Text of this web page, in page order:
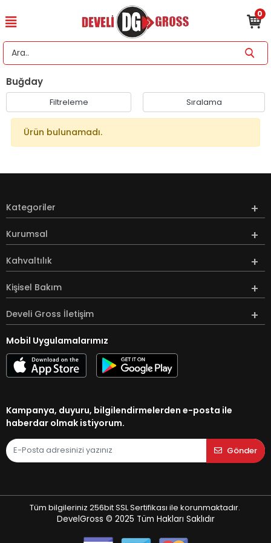
0
Buğday
Filtreleme Sıralama
Ürün bulunamadı.
Kategoriler
Kurumsal
Kahvaltılık
Kişisel Bakım
Develi Gross İletişim
Mobil Uygulamalarımız
Kampanya, duyuru, bilgilendirmelerden e-posta ile
haberdar olmak istiyorum.
Gönder
Tüm bilgileriniz 256bit SSL Sertifikası ile korunmaktadır.
DevelGross © 2025 Tüm Hakları Saklıdır